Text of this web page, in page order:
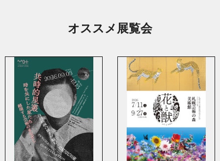
オススメ展覧会